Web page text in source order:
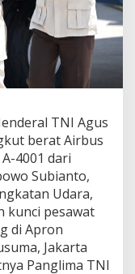
TNI Agus
berat Airbus
4001 dari
Subianto,
Udara,
kunci pesawat
di Apron
Jakarta
Panglima TNI